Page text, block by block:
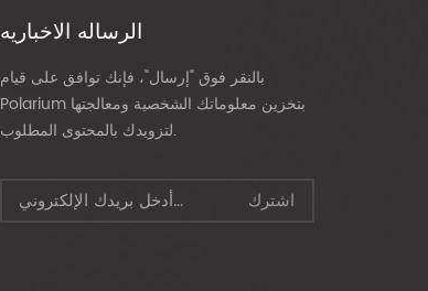
الرساله الاخباريه
بالنقر فوق "إرسال"، فإنك توافق على قيام
Polarium بتخزين معلوماتك الشخصية ومعالجتها
لتزويدك بالمحتوى المطلوب.